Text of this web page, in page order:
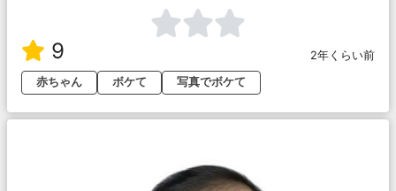
9
2年くらい前
赤ちゃん
ボケて 写真でボケて